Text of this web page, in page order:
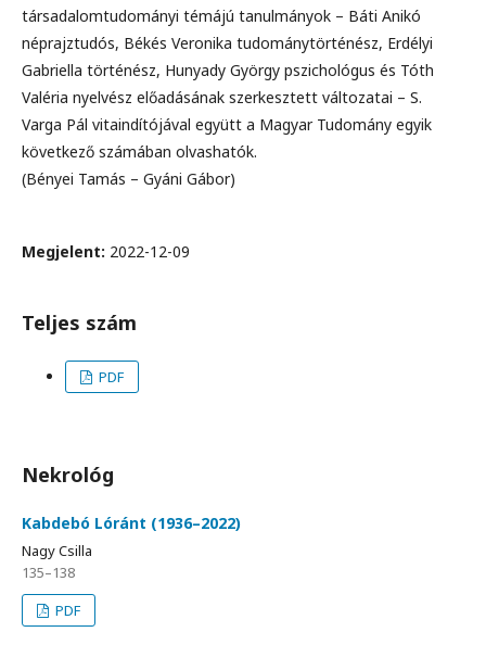
társadalomtudományi témájú tanulmányok – Báti Anikó
néprajztudós, Békés Veronika tudománytörténész, Erdélyi
Gabriella történész, Hunyady György pszichológus és Tóth
Valéria nyelvész előadásának szerkesztett változatai – S.
Varga Pál vitaindítójával együtt a Magyar Tudomány egyik
következő számában olvashatók.
(Bényei Tamás – Gyáni Gábor)
Megjelent: 2022-12-09
Teljes szám
PDF
Nekrológ
Kabdebó Lóránt (1936–2022)
Nagy Csilla
135–138
PDF